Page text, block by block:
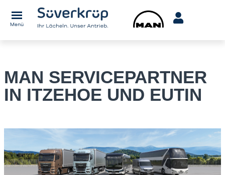
Menü
MAN SERVICEPARTNER
IN ITZEHOE UND EUTIN